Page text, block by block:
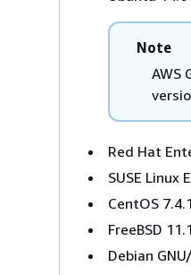
Note
AWS
Red Hat
SUSE Linux
CentOS
FreeBSD
Debian